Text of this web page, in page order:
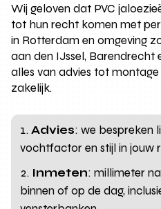
Wij geloven dat PVC
tot hun recht komen met
in Rotterdam en omgeving
aan den IJssel, Barendrecht
alles van advies tot
zakelijk.
Advies: we bespreken
vochtfactor en stijl in jouw
Inmeten: millimeter
binnen of op de dag,